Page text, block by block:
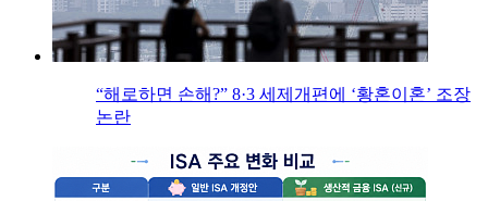
“해로하면 손해?” 8·3 세제개편에 ‘황혼이혼’ 조장
논란